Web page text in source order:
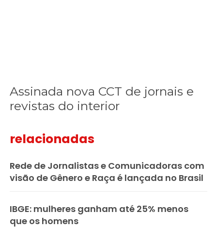
Assinada nova CCT de jornais e
revistas do interior
relacionadas
Rede de Jornalistas e Comunicadoras com
visão de Gênero e Raça é lançada no Brasil
IBGE: mulheres ganham até 25% menos
que os homens